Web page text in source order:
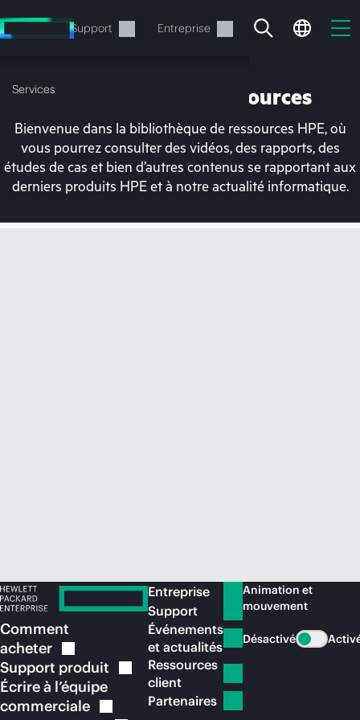
au
contenu
Support Entreprise
Services
Votre panier est
Bibliothèque de ressources
Bienvenue dans la bibliothèque de ressources HPE, où
vous pourrez consulter des vidéos, des rapports, des
études de cas et bien d’autres contenus se rapportant aux
derniers produits HPE et à notre actualité informatique.
Comment
acheter
Support produit
Écrire à l’équipe
commerciale
Entreprise
Support
Événements
et actualités
Ressources
client
Partenaires
Animation et
mouvement
Désactivé